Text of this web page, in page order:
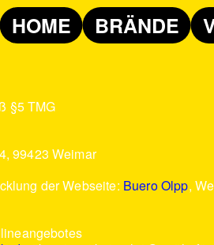
HOME BRÄNDE
§5 TMG
99423 Weimar
der Webseite: Buero Olpp,